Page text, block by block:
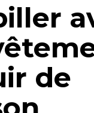
de